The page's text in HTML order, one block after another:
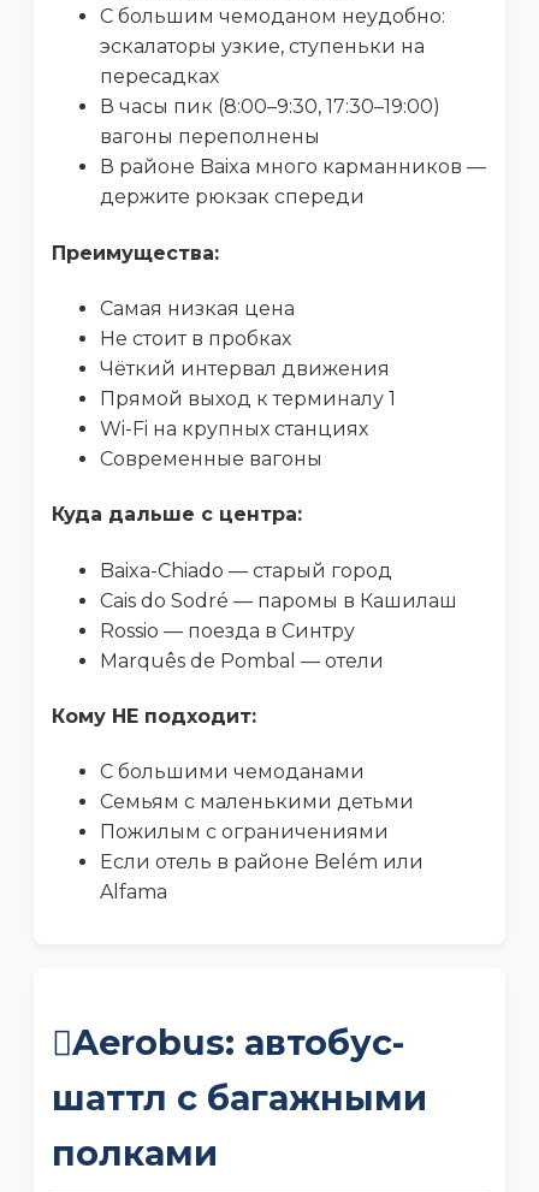
С большим чемоданом неудобно:
эскалаторы узкие, ступеньки на
пересадках
В часы пик (8:00–9:30, 17:30–19:00)
вагоны переполнены
В районе Baixa много карманников —
держите рюкзак спереди
Преимущества:
Самая низкая цена
Не стоит в пробках
Чёткий интервал движения
Прямой выход к терминалу 1
Wi-Fi на крупных станциях
Современные вагоны
Куда дальше с центра:
Baixa-Chiado — старый город
Cais do Sodré — паромы в Кашилаш
Rossio — поезда в Синтру
Marquês de Pombal — отели
Кому НЕ подходит:
С большими чемоданами
Семьям с маленькими детьми
Пожилым с ограничениями
Если отель в районе Belém или
Alfama
Aerobus: автобус-
шаттл с багажными
полками